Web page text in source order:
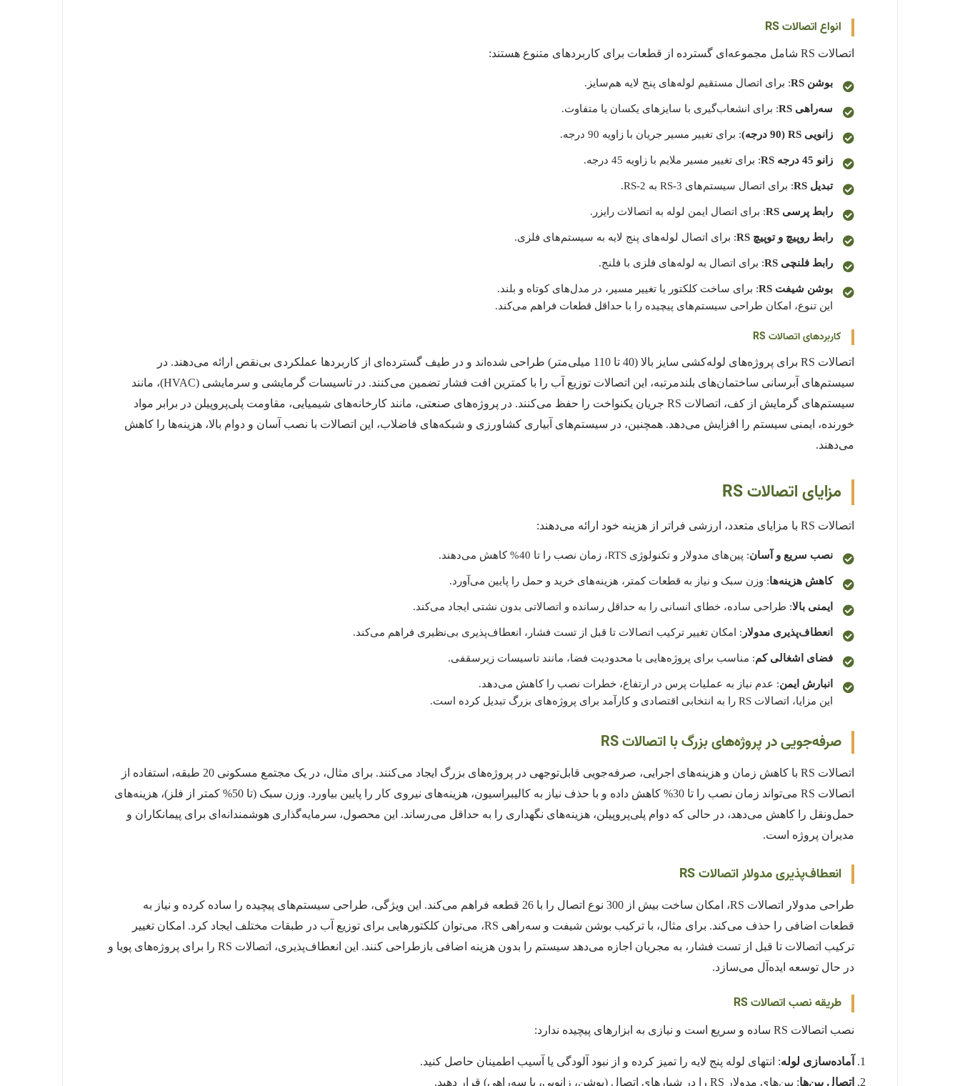
انواع اتصالات RS
اتصالات RS شامل مجموعه‌ای گسترده از قطعات برای کاربردهای متنوع هستند:
بوشن RS : برای اتصال مستقیم لوله‌های پنج لایه هم‌سایز.
سه‌راهی RS : برای انشعاب‌گیری با سایزهای یکسان یا متفاوت.
زانویی RS (90 درجه) : برای تغییر مسیر جریان با زاویه 90 درجه.
زانو 45 درجه RS : برای تغییر مسیر ملایم با زاویه 45 درجه.
تبدیل RS : برای اتصال سیستم‌های 3-RS به 2-RS.
رابط پرسی RS : برای اتصال ایمن لوله به اتصالات رایزر.
رابط روپیچ و توپیچ RS : برای اتصال لوله‌های پنج لایه به سیستم‌های فلزی.
رابط فلنچی RS : برای اتصال به لوله‌های فلزی با فلنج.
بوشن شیفت RS
: برای ساخت کلکتور یا تغییر مسیر، در مدل‌های کوتاه و بلند.
این تنوع، امکان طراحی سیستم‌های پیچیده را با حداقل قطعات فراهم می‌کند.
کاربردهای اتصالات RS
اتصالات RS برای پروژه‌های لوله‌کشی سایز بالا (40 تا 110 میلی‌متر) طراحی شده‌اند و در طیف گسترده‌ای از کاربردها عملکردی بی‌نقص ارائه می‌دهند. در
سیستم‌های آبرسانی ساختمان‌های بلندمرتبه، این اتصالات توزیع آب را با کمترین افت فشار تضمین می‌کنند. در تاسیسات گرمایشی و سرمایشی (HVAC)، مانند
سیستم‌های گرمایش از کف، اتصالات RS جریان یکنواخت را حفظ می‌کنند. در پروژه‌های صنعتی، مانند کارخانه‌های شیمیایی، مقاومت پلی‌پروپیلن در برابر مواد
خورنده، ایمنی سیستم را افزایش می‌دهد. همچنین، در سیستم‌های آبیاری کشاورزی و شبکه‌های فاضلاب، این اتصالات با نصب آسان و دوام بالا، هزینه‌ها را کاهش
می‌دهند.
مزایای اتصالات RS
اتصالات RS با مزایای متعدد، ارزشی فراتر از هزینه خود ارائه می‌دهند:
نصب سریع و آسان: پین‌های مدولار و تکنولوژی RTS، زمان نصب را تا 40% کاهش می‌دهند.
کاهش هزینه‌ها: وزن سبک و نیاز به قطعات کمتر، هزینه‌های خرید و حمل را پایین می‌آورد.
ایمنی بالا: طراحی ساده، خطای انسانی را به حداقل رسانده و اتصالاتی بدون نشتی ایجاد می‌کند.
انعطاف‌پذیری مدولار : امکان تغییر ترکیب اتصالات تا قبل از تست فشار، انعطاف‌پذیری بی‌نظیری فراهم می‌کند.
فضای اشغالی کم: مناسب برای پروژه‌هایی با محدودیت فضا، مانند تاسیسات زیرسقفی.
انبارش ایمن: عدم نیاز به عملیات پرس در ارتفاع، خطرات نصب را کاهش می‌دهد.
این مزایا، اتصالات RS را به انتخابی اقتصادی و کارآمد برای پروژه‌های بزرگ تبدیل کرده است.
صرفه‌جویی در پروژه‌های بزرگ با اتصالات RS
اتصالات RS با کاهش زمان و هزینه‌های اجرایی، صرفه‌جویی قابل‌توجهی در پروژه‌های بزرگ ایجاد می‌کنند. برای مثال، در یک مجتمع مسکونی 20 طبقه، استفاده از
اتصالات RS می‌تواند زمان نصب را تا 30% کاهش داده و با حذف نیاز به کالیبراسیون، هزینه‌های نیروی کار را پایین بیاورد. وزن سبک (تا 50% کمتر از فلز)، هزینه‌های
حمل‌ونقل را کاهش می‌دهد، در حالی که دوام پلی‌پروپیلن، هزینه‌های نگهداری را به حداقل می‌رساند. این محصول، سرمایه‌گذاری هوشمندانه‌ای برای پیمانکاران و
مدیران پروژه است.
انعطاف‌پذیری مدولار اتصالات RS
طراحی مدولار اتصالات RS، امکان ساخت بیش از 300 نوع اتصال را با 26 قطعه فراهم می‌کند. این ویژگی، طراحی سیستم‌های پیچیده را ساده کرده و نیاز به
قطعات اضافی را حذف می‌کند. برای مثال، با ترکیب بوشن شیفت و سه‌راهی RS، می‌توان کلکتورهایی برای توزیع آب در طبقات مختلف ایجاد کرد. امکان تغییر
ترکیب اتصالات تا قبل از تست فشار، به مجریان اجازه می‌دهد سیستم را بدون هزینه اضافی بازطراحی کنند. این انعطاف‌پذیری، اتصالات RS را برای پروژه‌های پویا و
در حال توسعه ایده‌آل می‌سازد.
طریقه نصب اتصالات RS
نصب اتصالات RS ساده و سریع است و نیازی به ابزارهای پیچیده ندارد:
آماده‌سازی لوله: انتهای لوله پنج لایه را تمیز کرده و از نبود آلودگی یا آسیب اطمینان حاصل کنید.
اتصال پین‌ها: پین‌های مدولار RS را در شیارهای اتصال (بوشن، زانویی، یا سه‌راهی) قرار دهید.